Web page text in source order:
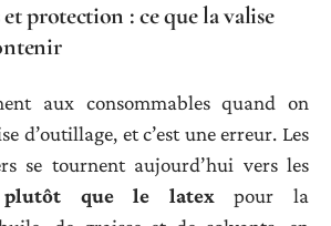
protection : ce que la valise
aux consommables quand on
d’outillage, et c’est une erreur. Les
se tournent aujourd’hui vers les
que le latex pour la